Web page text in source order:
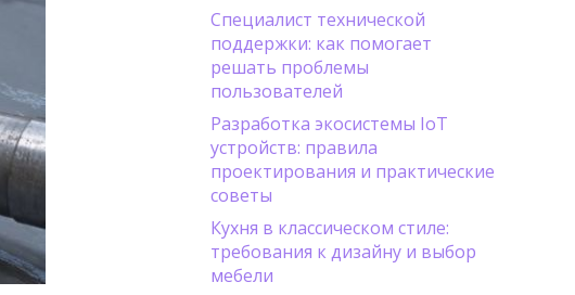
Специалист технической
поддержки: как помогает
решать проблемы
пользователей
Разработка экосистемы IoT
устройств: правила
проектирования и практические
советы
Кухня в классическом стиле:
требования к дизайну и выбор
мебели